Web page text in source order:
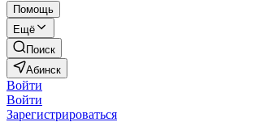
Помощь
Ещё
Поиск
Абинск
Войти
Войти
Зарегистрироваться